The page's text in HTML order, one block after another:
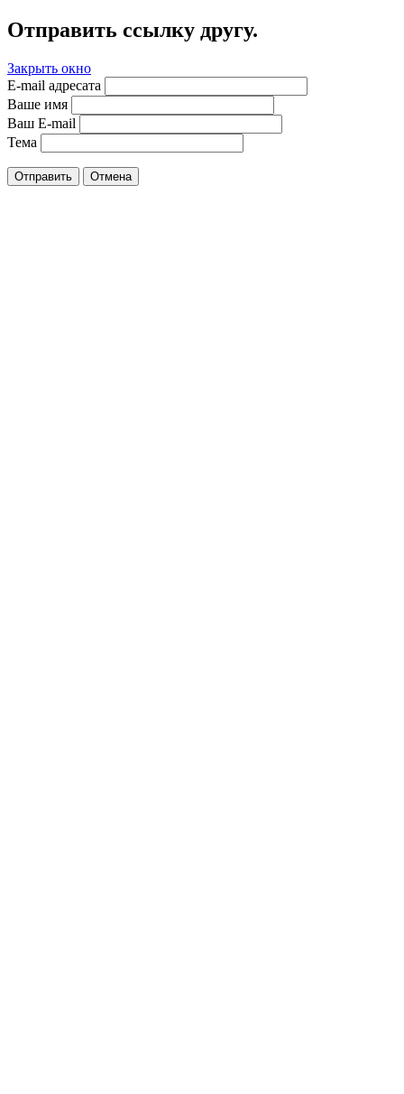
Отправить ссылку другу.
Закрыть окно
E-mail адресата
Ваше имя
Ваш E-mail
Тема
Отправить Отмена